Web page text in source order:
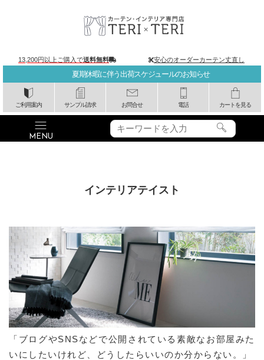
夏期休暇に伴う出荷スケジュールのお知らせ
ご利用案内 サンプル請求 お問合せ 電話 カートを見る
13,200円以上ご購入で送料無料 安心のオーダーカーテン丈直し
インテリアテイスト
「ブログやSNSなどで公開されている素敵なお部屋みた
いにしたいけれど、どうしたらいいのか分からない。」